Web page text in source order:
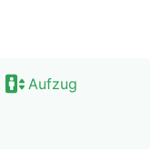
Aufzug